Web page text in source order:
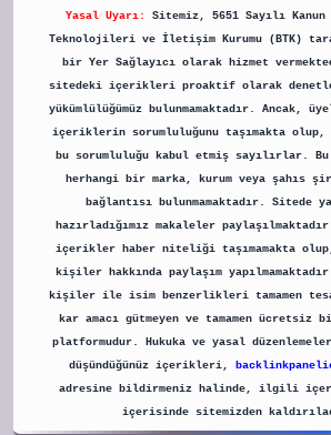
Yasal Uyarı:
Sitemiz, 5651 Sayılı
Teknolojileri ve İletişim Kurumu (BTK)
bir Yer Sağlayıcı olarak hizmet
sitedeki içerikleri proaktif olarak
yükümlülüğümüz bulunmamaktadır. Ancak,
içeriklerin sorumluluğunu taşımakta
bu sorumluluğu kabul etmiş sayılırlar.
herhangi bir marka, kurum veya
bağlantısı bulunmamaktadır. Sitede
hazırladığımız makaleler
içerikler haber niteliği taşımamakta
kişiler hakkında paylaşım
kişiler ile isim benzerlikleri tamamen
kar amacı gütmeyen ve tamamen ücretsiz
platformudur. Hukuka ve yasal
düşündüğünüz içerikleri,
adresine bildirmeniz halinde, ilgili
içerisinde sitemizden